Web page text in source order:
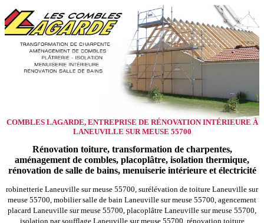
COMBLES LAGARDE, ENTREPRISE DE RÉNOVATION INTÉRIEURE À
LANEUVILLE SUR MEUSE 55700
Rénovation toiture, transformation de charpentes,
aménagement de combles, placoplâtre, isolation thermique,
rénovation de salle de bains, menuiserie intérieure et électricité
robinetterie Laneuville sur meuse 55700, surélévation de toiture Laneuville sur
meuse 55700, mobilier salle de bain Laneuville sur meuse 55700, agencement
placard Laneuville sur meuse 55700, placoplâtre Laneuville sur meuse 55700,
isolation par soufflage Laneuville sur meuse 55700, rénovation toiture